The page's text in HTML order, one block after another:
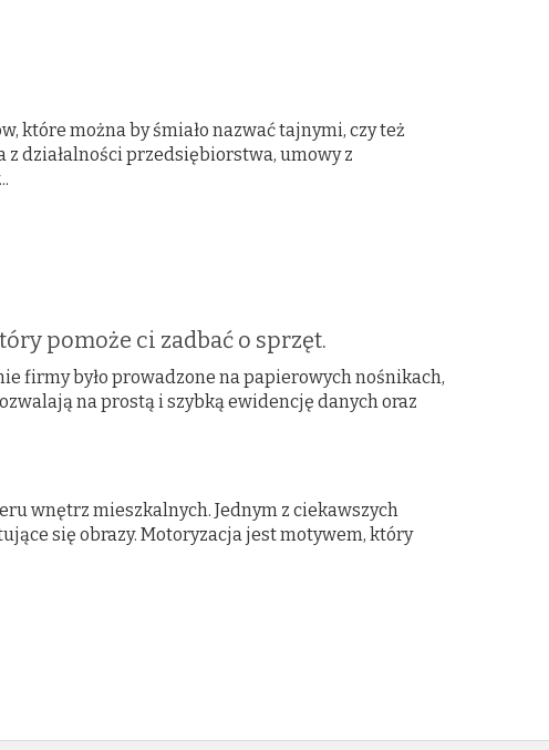
które można by śmiało nazwać tajnymi, czy też
działalności przedsiębiorstwa, umowy z
pomoże ci zadbać o sprzęt.
firmy było prowadzone na papierowych nośnikach,
na prostą i szybką ewidencję danych oraz
wnętrz mieszkalnych. Jednym z ciekawszych
się obrazy. Motoryzacja jest motywem, który